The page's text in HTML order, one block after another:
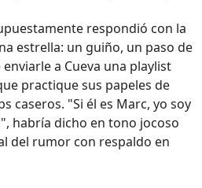
respondió con la
estrella: un guiño, un paso de
a Cueva una playlist
practique sus papeles de
caseros. "Si él es Marc, yo soy
habría dicho en tono jocoso
del rumor con respaldo en